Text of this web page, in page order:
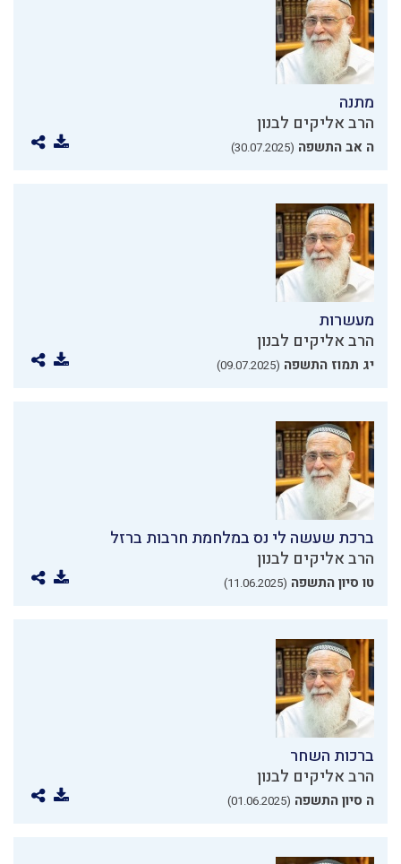
מתנה
הרב אליקים לבנון
ה אב התשפה (30.07.2025)
מעשרות
הרב אליקים לבנון
יג תמוז התשפה (09.07.2025)
ברכת שעשה לי נס במלחמת חרבות ברזל
הרב אליקים לבנון
טו סיון התשפה (11.06.2025)
ברכות השחר
הרב אליקים לבנון
ה סיון התשפה (01.06.2025)